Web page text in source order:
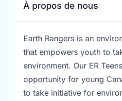
À propos de nous
Earth Rangers is an
that empowers youth to
environment. Our ER
opportunity for young
to take initiative for